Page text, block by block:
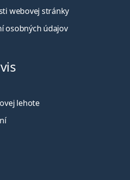
webovej stránky
osobných údajov
lehote